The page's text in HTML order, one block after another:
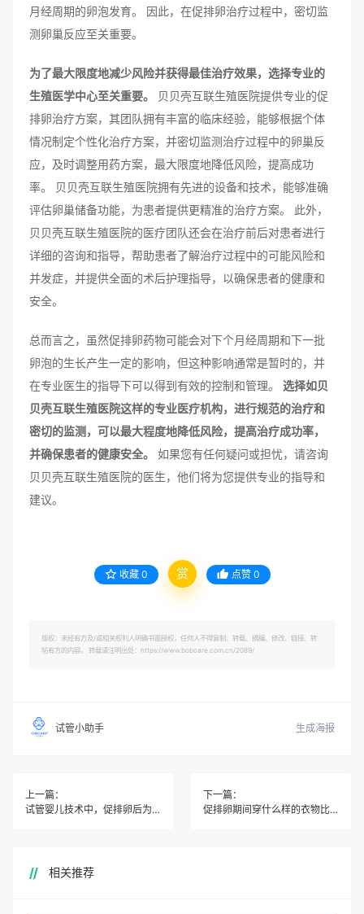
月经周期的卵泡发育。 因此，在促排卵治疗过程中，密切监
测卵巢反应至关重要。
为了最大限度地减少风险并获得最佳治疗效果，选择专业的
生殖医学中心至关重要。
贝贝壳互联生殖医院提供专业的促
排卵治疗方案，其团队拥有丰富的临床经验，能够根据个体
情况制定个性化治疗方案，并密切监测治疗过程中的卵巢反
应，及时调整用药方案，最大限度地降低风险，提高成功
率。 贝贝壳互联生殖医院拥有先进的设备和技术，能够准确
评估卵巢储备功能，为患者提供更精准的治疗方案。 此外，
贝贝壳互联生殖医院的医疗团队还会在治疗前后对患者进行
详细的咨询和指导，帮助患者了解治疗过程中的可能风险和
并发症，并提供全面的术后护理指导，以确保患者的健康和
安全。
总而言之，虽然促排卵药物可能会对下个月经周期和下一批
卵泡的生长产生一定的影响，但这种影响通常是暂时的，并
在专业医生的指导下可以得到有效的控制和管理。 选择如贝
贝壳互联生殖医院这样的专业医疗机构，进行规范的治疗和
密切的监测，可以最大程度地降低风险，提高治疗成功率，
并确保患者的健康安全。
如果您有任何疑问或担忧，请咨询
贝贝壳互联生殖医院的医生，他们将为您提供专业的指导和
建议。
收藏 0 赏 点赞 0
版权：未经有方及/或相关权利人明确书面授权，任何人不得复制、转载、摘编、修改、链接、转
帖有方的内容。 转载请注明出处：https://www.bobcare.com.cn/2089/
试管小助手 生成海报
上一篇：
试管婴儿技术中，促排卵后为何有时会出现肚子疼的情况？
下一篇：
促排卵期间穿什么样的衣物比较合适？
相关推荐